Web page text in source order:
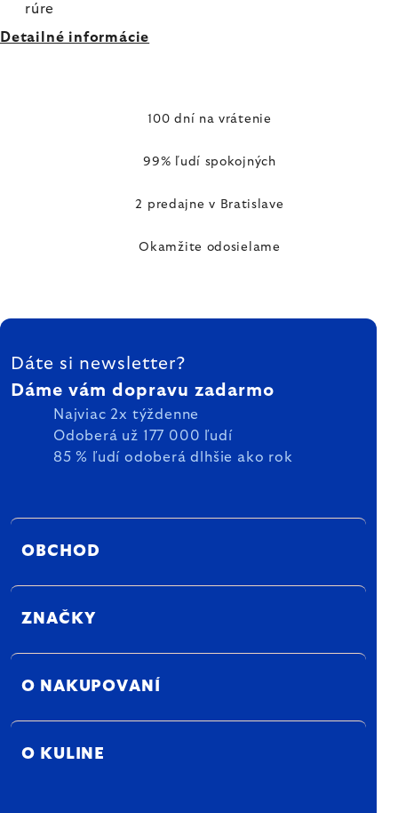
rúre
Detailné informácie
100 dní na vrátenie
99% ľudí spokojných
2 predajne v Bratislave
Okamžite odosielame
ZÁPÄTIE
Dáte si newsletter?
Dáme vám dopravu zadarmo
Najviac 2x týždenne
Odoberá už 177 000 ľudí
85 % ľudí odoberá dlhšie ako rok
OBCHOD
ZNAČKY
O NAKUPOVANÍ
O KULINE